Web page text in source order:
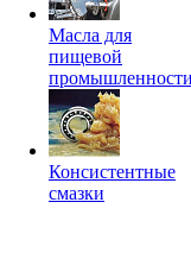
Масла для
пищевой
Консистентные
смазки